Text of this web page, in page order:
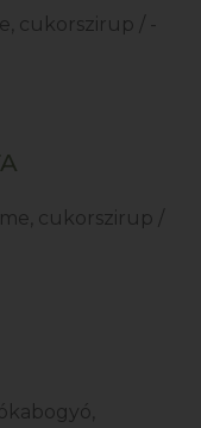
cukorszirup / -
cukorszirup /